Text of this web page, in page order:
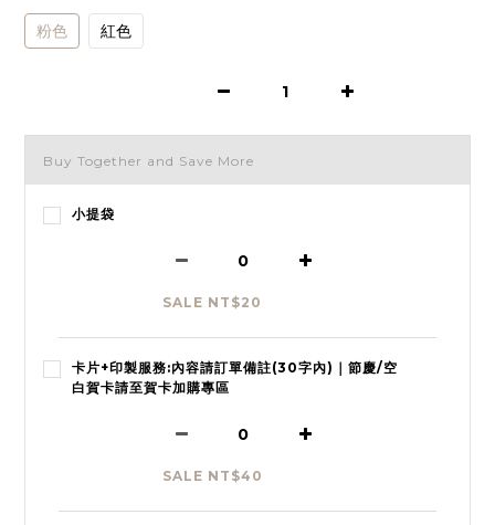
粉色 紅色
Buy Together and Save More
小提袋
SALE NT$20
卡片+印製服務:內容請訂單備註(30字內)｜節慶/空
白賀卡請至賀卡加購專區
SALE NT$40